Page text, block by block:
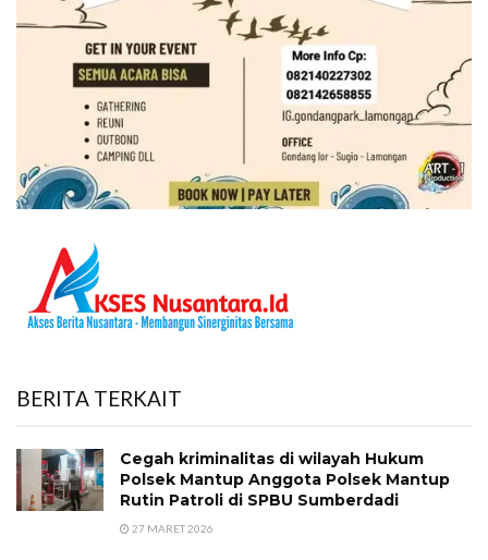
BERITA TERKAIT
Cegah kriminalitas di wilayah Hukum
Polsek Mantup Anggota Polsek Mantup
Rutin Patroli di SPBU Sumberdadi
27 MARET 2026